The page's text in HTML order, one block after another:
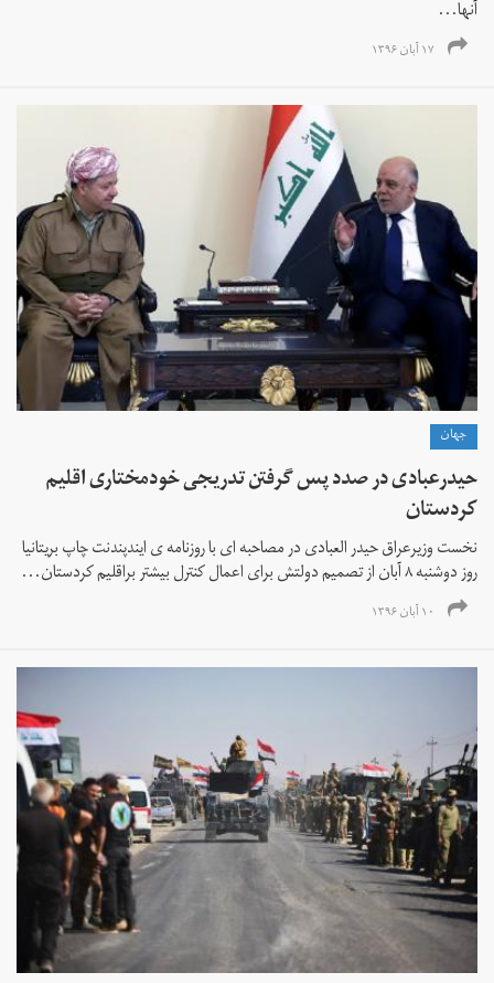
آنها...
۱۷ آبان ۱۳۹۶
جهان
حیدرعبادی در صدد پس گرفتن تدریجی خودمختاری اقلیم
کردستان
نخست وزیرعراق حیدر العبادی در مصاحبه ای با روزنامه ی ایندپندنت چاپ بریتانیا
روز دوشنبه ۸ آبان از تصمیم دولتش برای اعمال کنترل بیشتر براقلیم کردستان...
۱۰ آبان ۱۳۹۶